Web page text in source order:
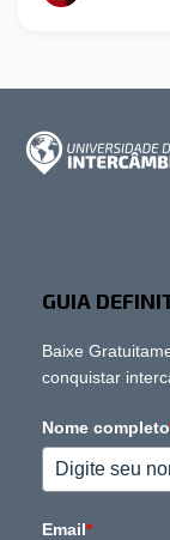
GUIA
Baixe
conquistar
Nome completo
Email*